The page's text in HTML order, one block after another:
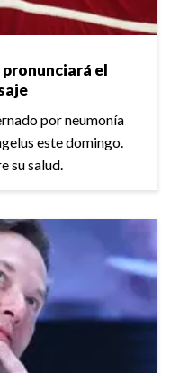
pronunciará el
por neumonía
este domingo.
su salud.